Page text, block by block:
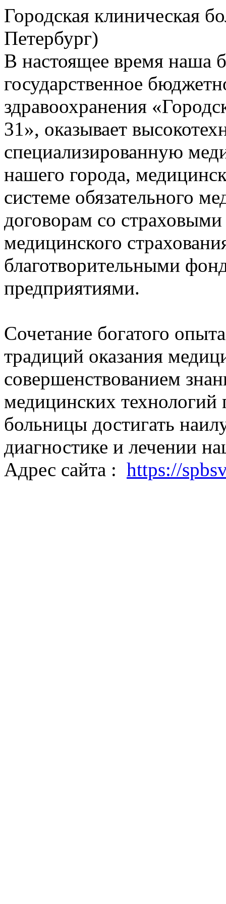
Городская клиническая
Петербург)
В настоящее время наша
государственное
здравоохранения
31», оказывает
специализированную
нашего города,
системе обязательного
договорам со
медицинского
благотворительными
предприятиями.
Сочетание богатого
традиций оказания
совершенствованием
медицинских технологий
больницы достигать
диагностике и лечении
Адрес сайта : https://